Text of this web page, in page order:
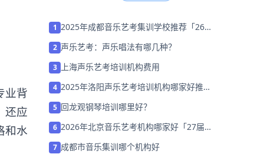
业背
还应
和水
1 2025年成都音乐艺考集训学校推荐「26
2 声乐艺考：声乐唱法有哪几种？
3 上海声乐艺考培训机构费用
4 2025年洛阳声乐艺考培训机构哪家好推荐
5 回龙观钢琴培训哪里好？
6 2026年北京音乐艺考机构哪家好「27届
7 成都市音乐集训哪个机构好